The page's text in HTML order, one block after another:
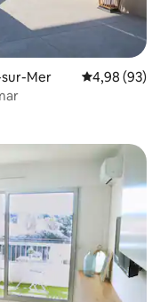
Mer Calificación
4,98 (93)